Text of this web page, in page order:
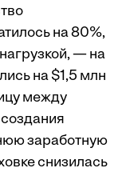
на 80%,
— на
на $1,5 млн
между
заработную
снизилась